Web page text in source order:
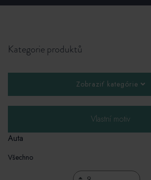
Kategorie produktů
Zobraziť kategórie
Vlastní motiv
Auta
Všechno